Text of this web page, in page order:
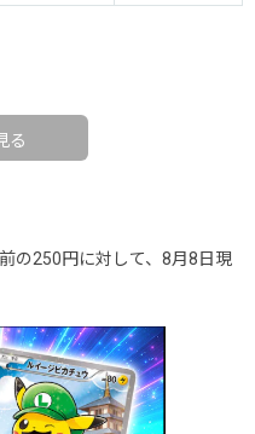
る
の250円に対して、8月8日現